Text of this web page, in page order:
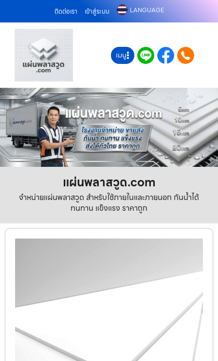
ติดต่อเรา เข้าสู่ระบบ LANGUAGE
เมนู
แผ่นพลาสวูด.com
จำหน่ายแผ่นพลาสวูด สำหรับใช้ภายในและภายนอก กันน้ำได้
ทนทาน แข็งแรง ราคาถูก